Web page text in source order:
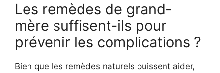
Les remèdes de grand-
mère suffisent-ils pour
prévenir les complications ?
Bien que les remèdes naturels puissent aider,